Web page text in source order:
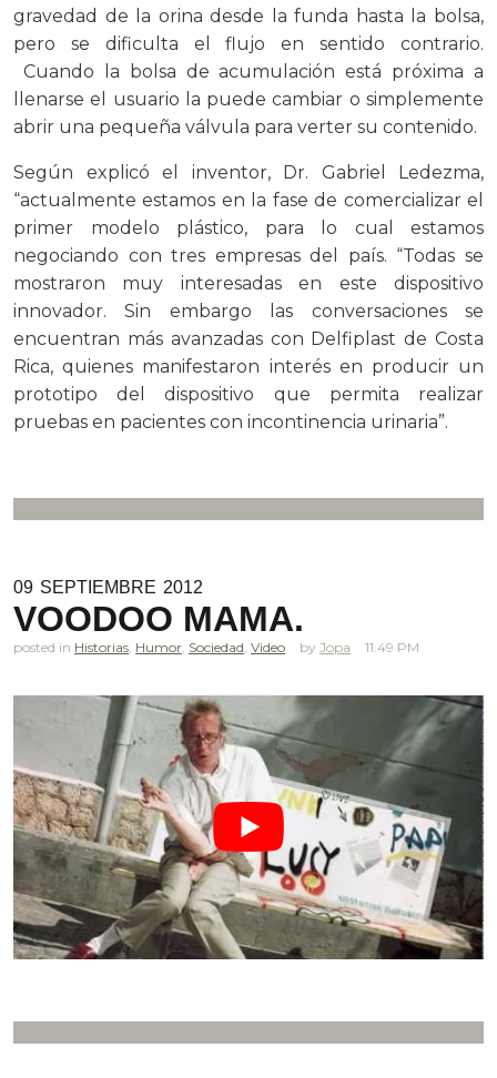
gravedad de la orina desde la funda hasta la bolsa,
pero se dificulta el flujo en sentido contrario.
Cuando la bolsa de acumulación está próxima a
llenarse el usuario la puede cambiar o simplemente
abrir una pequeña válvula para verter su contenido.
Según explicó el inventor, Dr. Gabriel Ledezma,
“actualmente estamos en la fase de comercializar el
primer modelo plástico, para lo cual estamos
negociando con tres empresas del país. “Todas se
mostraron muy interesadas en este dispositivo
innovador. Sin embargo las conversaciones se
encuentran más avanzadas con Delfiplast de Costa
Rica, quienes manifestaron interés en producir un
prototipo del dispositivo que permita realizar
pruebas en pacientes con incontinencia urinaria”.
09 SEPTIEMBRE 2012
VOODOO MAMA.
posted in Historias Humor Sociedad Video Jopa 11.49 PM